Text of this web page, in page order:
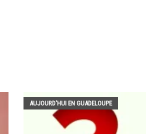
AUJOURD'HUI EN GUADELOUPE